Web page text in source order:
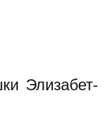
Элизабет-